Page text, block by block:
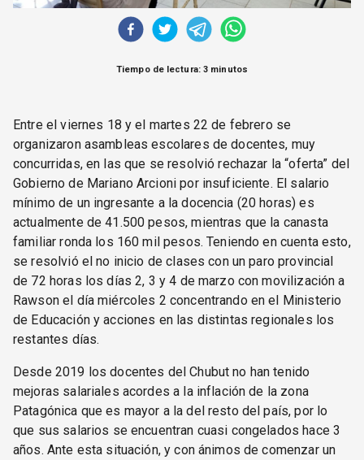
Tiempo de lectura: 3 minutos
Entre el viernes 18 y el martes 22 de febrero se
organizaron asambleas escolares de docentes, muy
concurridas, en las que se resolvió rechazar la “oferta” del
Gobierno de Mariano Arcioni por insuficiente. El salario
mínimo de un ingresante a la docencia (20 horas) es
actualmente de 41.500 pesos, mientras que la canasta
familiar ronda los 160 mil pesos. Teniendo en cuenta esto,
se resolvió el no inicio de clases con un paro provincial
de 72 horas los días 2, 3 y 4 de marzo con movilización a
Rawson el día miércoles 2 concentrando en el Ministerio
de Educación y acciones en las distintas regionales los
restantes días.
Desde 2019 los docentes del Chubut no han tenido
mejoras salariales acordes a la inflación de la zona
Patagónica que es mayor a la del resto del país, por lo
que sus salarios se encuentran cuasi congelados hace 3
años. Ante esta situación, y con ánimos de comenzar un